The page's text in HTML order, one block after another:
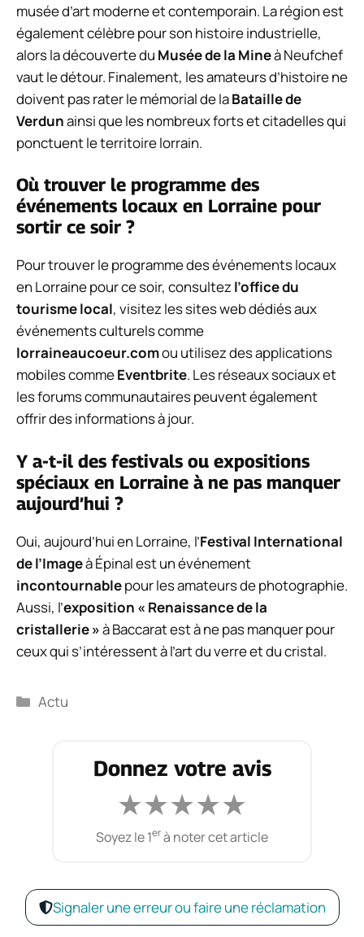
musée d’art moderne et contemporain. La région est
également célèbre pour son histoire industrielle,
alors la découverte du Musée de la Mineà Neufchef
vaut le détour. Finalement, les amateurs d’histoire ne
doivent pas rater le mémorial de laBataille de
Verdunainsi que les nombreux forts et citadelles qui
ponctuent le territoire lorrain.
Où trouver le programme des
événements locaux en Lorraine pour
sortir ce soir ?
Pour trouver le programme des événements locaux
en Lorraine pour ce soir, consultezl’office du
tourisme local, visitez les sites web dédiés aux
événements culturels comme
lorraineaucoeur.comou utilisez des applications
mobiles commeEventbrite. Les réseaux sociaux et
les forums communautaires peuvent également
offrir des informations à jour.
Y a-t-il des festivals ou expositions
spéciaux en Lorraine à ne pas manquer
aujourd’hui ?
Oui, aujourd’hui en Lorraine, l’Festival International
de l’Imageà Épinal est un événement
incontournablepour les amateurs de photographie.
Aussi, l’exposition « Renaissance de la
cristallerie »à Baccarat est à ne pas manquer pour
ceux qui s’intéressent à l’art du verre et du cristal.
Catégories
Actu
Donnez votre avis
★★★★★
Soyez le 1erà noter cet article
Signaler une erreur ou faire une réclamation